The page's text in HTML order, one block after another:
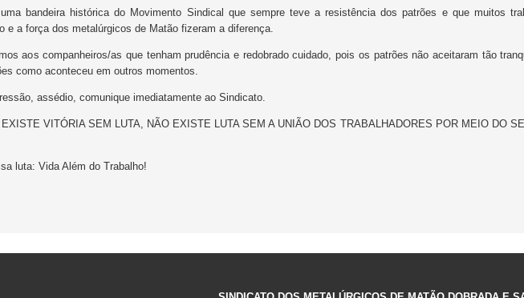
bandeira histórica do Movimento Sindical que sempre teve a resistência dos patrões e que muitos
e a força dos metalúrgicos de Matão fizeram a diferença.
aos companheiros/as que tenham prudência e redobrado cuidado, pois os patrões não aceitaram tão
como aconteceu em outros momentos.
assédio, comunique imediatamente ao Sindicato.
VITÓRIA SEM LUTA, NÃO EXISTE LUTA SEM A UNIÃO DOS TRABALHADORES POR MEIO DO
luta: Vida Além do Trabalho!